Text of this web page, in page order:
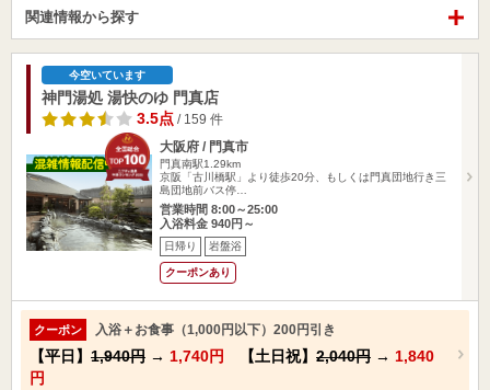
関連情報から探す
今空いています
神門湯処 湯快のゆ 門真店
3.5点 / 159 件
大阪府 / 門真市
門真南駅1.29km
京阪「古川橋駅」より徒歩20分、もしくは門真団地行き三
島団地前バス停…
営業時間 8:00～25:00
入浴料金 940円～
日帰り 岩盤浴
クーポンあり
クーポン 入浴＋お食事（1,000円以下）200円引き
【平日】 1,940円 → 1,740円 【土日祝】 2,040円 → 1,840
円